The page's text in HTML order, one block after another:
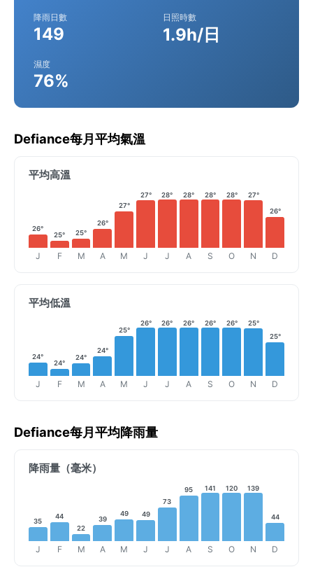
降雨日數
149
日照時數
1.9h/日
濕度
76%
Defiance每月平均氣溫
平均高溫
26°
J
25°
F
25°
M
26°
A
27°
M
27°
J
28°
J
28°
A
28°
S
28°
O
27°
N
26°
D
平均低溫
24°
J
24°
F
24°
M
24°
A
25°
M
26°
J
26°
J
26°
A
26°
S
26°
O
25°
N
25°
D
Defiance每月平均降雨量
降雨量（毫米）
35
J
44
F
22
M
39
A
49
M
49
J
73
J
95
A
141
S
120
O
139
N
44
D